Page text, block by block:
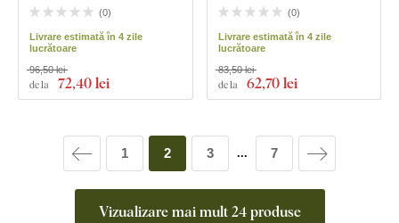
(0)
Livrare estimată în 4 zile
lucrătoare
de la 72,40 lei
96,50 lei
(0)
Livrare estimată în 4 zile
lucrătoare
de la 62,70 lei
83,50 lei
Vizualizare mai mult 24 produse
1 2 3 ... 7